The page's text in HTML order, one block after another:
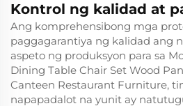
Kontrol ng kalidad at
Ang komprehensibong mga
paggagarantiya ng kalidad ang
aspeto ng produksyon para sa
Dining Table Chair Set Wood
Canteen Restaurant Furniture,
napapadalot na yunit ay